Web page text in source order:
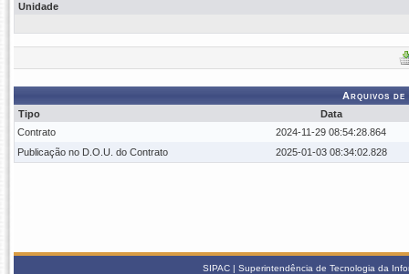
Unidade
Arquivos
Tipo
Data
Contrato
2024-11-29 08:54:28.864
Publicação no D.O.U. do Contrato
2025-01-03 08:34:02.828
SIPAC | Superintendência de Tecnologia da